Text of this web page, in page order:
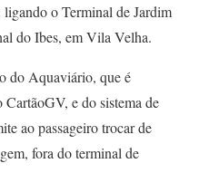
ligando o Terminal de Jardim
do Ibes, em Vila Velha.
do Aquaviário, que é
e do sistema de
ao passageiro trocar de
fora do terminal de